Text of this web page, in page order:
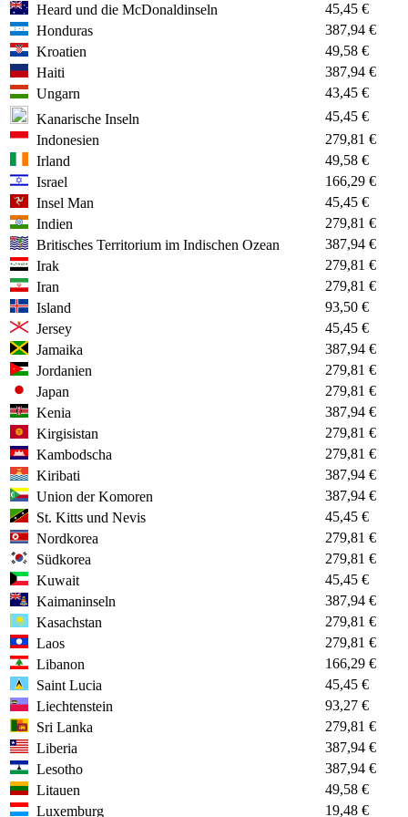
Heard und die McDonaldinseln
45,45 €
Honduras
387,94 €
Kroatien
49,58 €
Haiti
387,94 €
Ungarn
43,45 €
Kanarische Inseln
45,45 €
Indonesien
279,81 €
Irland
49,58 €
Israel
166,29 €
Insel Man
45,45 €
Indien
279,81 €
Britisches Territorium im Indischen Ozean
387,94 €
Irak
279,81 €
Iran
279,81 €
Island
93,50 €
Jersey
45,45 €
Jamaika
387,94 €
Jordanien
279,81 €
Japan
279,81 €
Kenia
387,94 €
Kirgisistan
279,81 €
Kambodscha
279,81 €
Kiribati
387,94 €
Union der Komoren
387,94 €
St. Kitts und Nevis
45,45 €
Nordkorea
279,81 €
Südkorea
279,81 €
Kuwait
45,45 €
Kaimaninseln
387,94 €
Kasachstan
279,81 €
Laos
279,81 €
Libanon
166,29 €
Saint Lucia
45,45 €
Liechtenstein
93,27 €
Sri Lanka
279,81 €
Liberia
387,94 €
Lesotho
387,94 €
Litauen
49,58 €
Luxemburg
19,48 €